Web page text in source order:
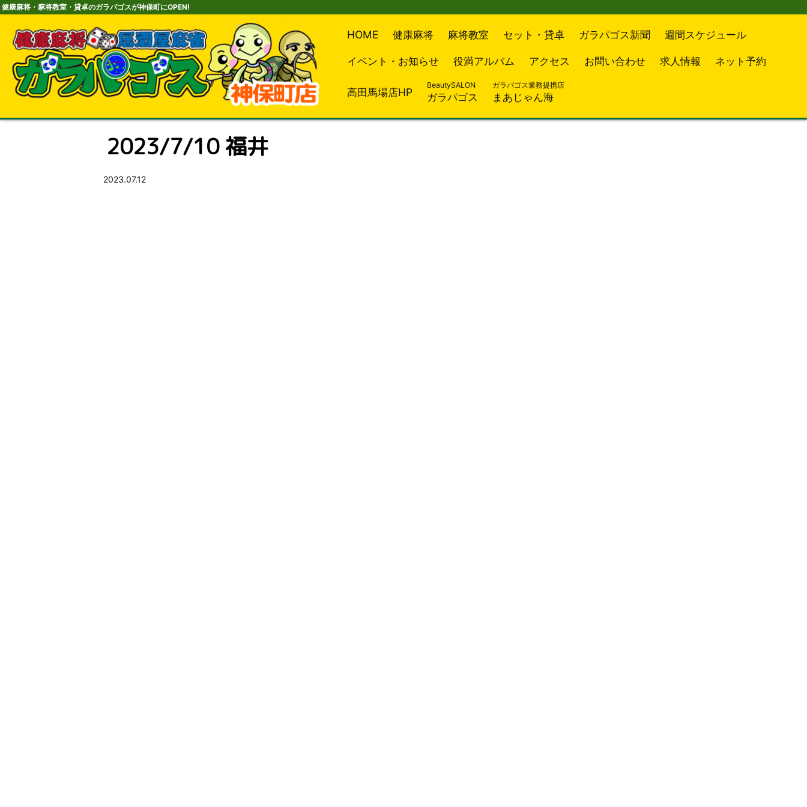
健康麻将・麻将教室・貸卓のガラパゴスが神保町にOPEN!
HOME 健康麻将 麻将教室 セット・貸卓 ガラパゴス新聞 週間スケジュール
イベント・お知らせ 役満アルバム アクセス お問い合わせ 求人情報 ネット予約
高田馬場店HP
BeautySALON
ガラパゴス
ガラパゴス業務提携店
まあじゃん海
2023/7/10 福井
2023.07.12